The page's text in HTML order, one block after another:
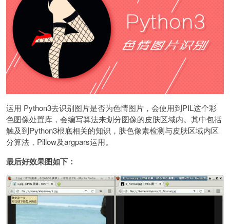
运用 Python3去识别图片是否为色情图片，会使用到PIL这个彩
色图像处置库，会编写算法来划分图像的皮肤区域内。其中包括
触及到Python3根底相关的知识，肤色像素检测与皮肤区域内区
分算法，Pillow及argpars运用。
最后好效果图如下：